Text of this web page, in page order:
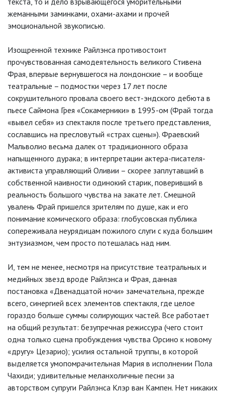
жеманными заминками, охами-ахами и прочей
эмоциональной звукописью.
Изощренной технике Райлэнса противостоит
прочувствованная самодеятельность великого Стивена
Фрая, впервые вернувшегося на лондонские – и вообще
театральные – подмостки через 17 лет после
сокрушительного провала своего вест-эндского дебюта в
пьесе Саймона Грея «Сокамерники» в 1995-ом (Фрай тогда
«вывел себя» из спектакля после третьего представления,
сославшись на пресловутый «страх сцены»). Фраевский
Мальволио весьма далек от традиционного образа
напыщенного дурака; в интерпретации актера-писателя-
активиста управляющий Оливии – скорее заплутавший в
собственной наивности одинокий старик, поверивший в
реальность большого чувства на закате лет. Смешной
увалень Фрай пришелся зрителям по душе, как и его
понимание комического образа: глобусовская публика
сопереживала неурядицам пожилого слуги с куда большим
энтузиазмом, чем просто потешалась над ним.
И, тем не менее, несмотря на присутствие театральных и
медийных звезд вроде Райлэнса и Фрая, данная
постановка «Двенадцатой ночи» замечательна, прежде
всего, синергией всех элементов спектакля, где целое
гораздо больше суммы солирующих частей. Все работает
на общий результат: безупречная режиссура (чего стоит
одна только сцена пробуждения чувства Орсино к новому
«другу» Цезарио); усилия остальной труппы, в которой
выделяется умопомрачительная Мария в исполнении Пола
Чахиди; удивительные меланхоличные песни за
авторством супруги Райлэнса Клэр ван Кампен. Нет никаких